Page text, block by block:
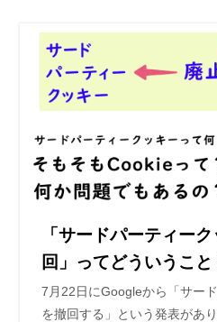
「サードパーティー
回」ってどういうこと
7月22日にGoogleから「サー
を撤回する」という発表があ